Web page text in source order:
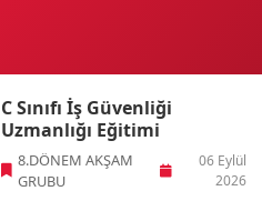
C Sınıfı İş Güvenliği
Uzmanlığı Eğitimi
8.DÖNEM AKŞAM
GRUBU
06 Eylül
2026